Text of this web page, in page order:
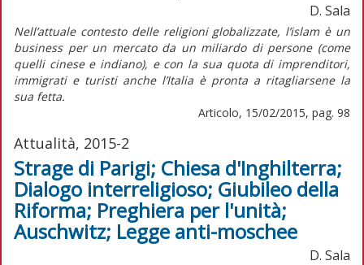
D. Sala
Nell’attuale contesto delle religioni globalizzate, l’islam è un
business per un mercato da un miliardo di persone (come
quelli cinese e indiano), e con la sua quota di imprenditori,
immigrati e turisti anche l’Italia è pronta a ritagliarsene la
sua fetta.
Articolo, 15/02/2015, pag. 98
Attualità, 2015-2
Strage di Parigi; Chiesa d'Inghilterra;
Dialogo interreligioso; Giubileo della
Riforma; Preghiera per l'unità;
Auschwitz; Legge anti-moschee
D. Sala